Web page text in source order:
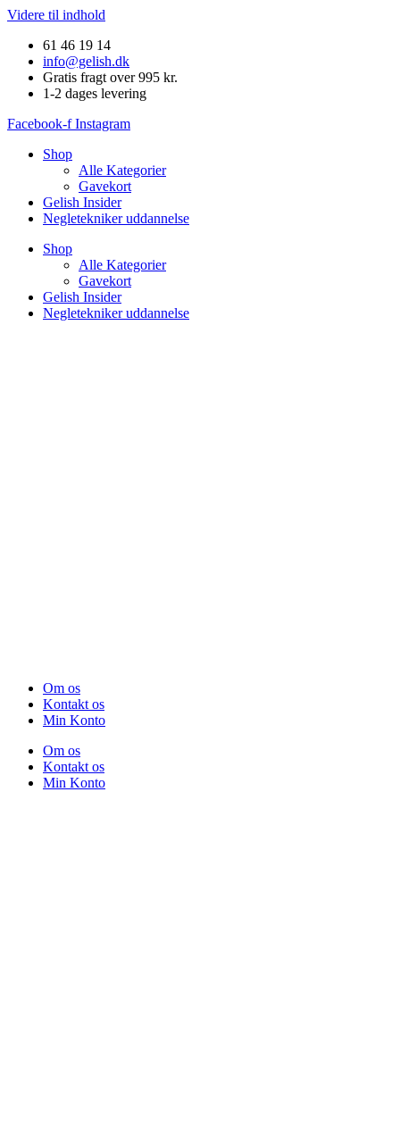
Videre til indhold
61 46 19 14
info@gelish.dk
Gratis fragt over 995 kr.
1-2 dages levering
Facebook-f Instagram
Shop
Alle Kategorier
Gavekort
Gelish Insider
Negletekniker uddannelse
Shop
Alle Kategorier
Gavekort
Gelish Insider
Negletekniker uddannelse
Om os
Kontakt os
Min Konto
Om os
Kontakt os
Min Konto